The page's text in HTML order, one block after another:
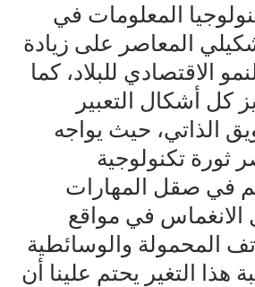
المعلومات في
المعاصر على زيادة
الاقتصادي للبلاد، كما
كل أشكال التعبير
الذاتي، حيث يواجه
ثورة تكنولوجية
في صقل المهارات
الانغماس في مواقع
المحمولة والوسائطية
هذا التغير يحتم علينا أن